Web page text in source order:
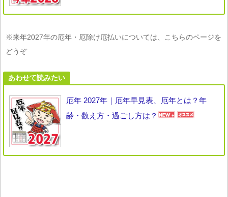
※来年2027年の厄年・厄除け厄払いについては、こちらのページを
どうぞ
あわせて読みたい
厄年 2027年｜厄年早見表、厄年とは？年
齢・数え方・過ごし方は？